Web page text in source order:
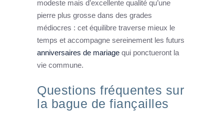
modeste mais d’excellente qualité qu’une
pierre plus grosse dans des grades
médiocres : cet équilibre traverse mieux le
temps et accompagne sereinement les futurs
anniversaires de mariage qui ponctueront la
vie commune.
Questions fréquentes sur
la bague de fiançailles